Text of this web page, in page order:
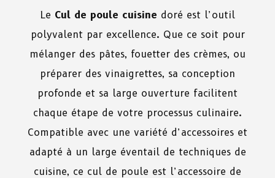
Le Cul de poule cuisine doré est l’outil
polyvalent par excellence. Que ce soit pour
mélanger des pâtes, fouetter des crèmes, ou
préparer des vinaigrettes, sa conception
profonde et sa large ouverture facilitent
chaque étape de votre processus culinaire.
Compatible avec une variété d’accessoires et
adapté à un large éventail de techniques de
cuisine, ce cul de poule est l’accessoire de